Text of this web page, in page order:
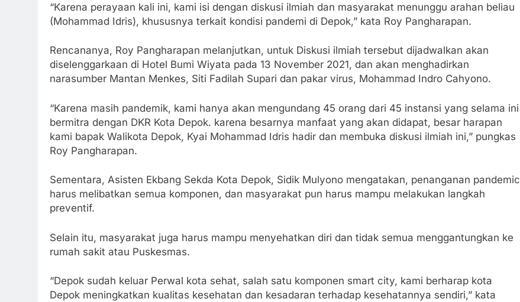
“Karena perayaan kali ini, kami isi dengan diskusi ilmiah dan masyarakat menunggu arahan beliau
(Mohammad Idris), khususnya terkait kondisi pandemi di Depok,” kata Roy Pangharapan.
Rencananya, Roy Pangharapan melanjutkan, untuk Diskusi ilmiah tersebut dijadwalkan akan
diselenggarkaan di Hotel Bumi Wiyata pada 13 November 2021, dan akan menghadirkan
narasumber Mantan Menkes, Siti Fadilah Supari dan pakar virus, Mohammad Indro Cahyono.
“Karena masih pandemik, kami hanya akan mengundang 45 orang dari 45 instansi yang selama ini
bermitra dengan DKR Kota Depok. karena besarnya manfaat yang akan didapat, besar harapan
kami bapak Walikota Depok, Kyai Mohammad Idris hadir dan membuka diskusi ilmiah ini,” pungkas
Roy Pangharapan.
Sementara, Asisten Ekbang Sekda Kota Depok, Sidik Mulyono mengatakan, penanganan pandemic
harus melibatkan semua komponen, dan masyarakat pun harus mampu melakukan langkah
preventif.
Selain itu, masyarakat juga harus mampu menyehatkan diri dan tidak semua menggantungkan ke
rumah sakit atau Puskesmas.
“Depok sudah keluar Perwal kota sehat, salah satu komponen smart city, kami berharap kota
Depok meningkatkan kualitas kesehatan dan kesadaran terhadap kesehatannya sendiri,” kata